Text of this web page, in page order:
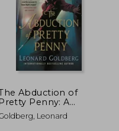
40%
dcto.
Abduction of
Pretty Penny: A
Daughter of Sherlock
Mystery (en
Leonard